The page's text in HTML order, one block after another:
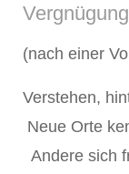
(nach einer
Verstehen,
Neue Orte
Andere sich